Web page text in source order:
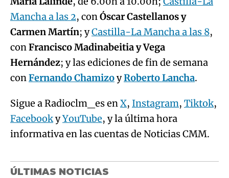
Mancha a las 2, conÓscar Castellanos y
Carmen Martín; yCastilla-La Mancha a las 8,
conFrancisco Madinabeitia y Vega
Hernández; y las ediciones de fin de semana
conFernando ChamizoyRoberto Lancha.
Sigue a Radioclm_es enX, Instagram, Tiktok,
FacebookyYouTube, y la última hora
informativa en las cuentas de Noticias CMM.
ÚLTIMAS NOTICIAS